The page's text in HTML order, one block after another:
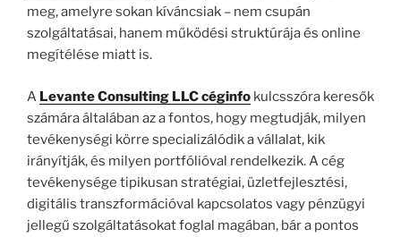
meg, amelyre sokan kíváncsiak – nem csupán
szolgáltatásai, hanem működési struktúrája és online
megítélése miatt is.
A Levante Consulting LLC céginfo kulcsszóra keresők
számára általában az a fontos, hogy megtudják, milyen
tevékenységi körre specializálódik a vállalat, kik
irányítják, és milyen portfólióval rendelkezik. A cég
tevékenysége tipikusan stratégiai, üzletfejlesztési,
digitális transzformációval kapcsolatos vagy pénzügyi
jellegű szolgáltatásokat foglal magában, bár a pontos